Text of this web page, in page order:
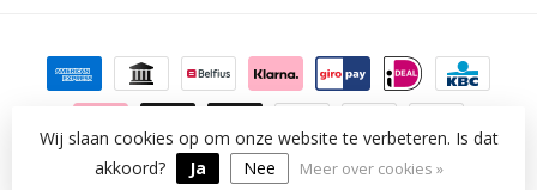
© Copyright 2026 kklup
Wij slaan cookies op om onze website te verbeteren. Is dat
akkoord?
Ja Nee Meer over cookies »